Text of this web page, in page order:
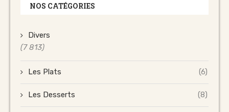
NOS CATÉGORIES
Divers
(7 813)
Les Plats (6)
Les Desserts (8)